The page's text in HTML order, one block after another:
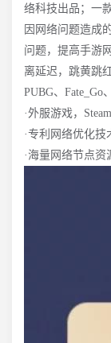
络科技出品；一
因网络问题造成
问题，提高手游
离延迟，跳黄跳
PUBG、Fate_Go
·外服游戏，
·专利网络优化
·海量网络节点